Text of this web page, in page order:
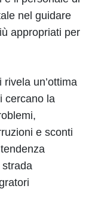
nel guidare
appropriati per
un’ottima
cercano la
e sconti